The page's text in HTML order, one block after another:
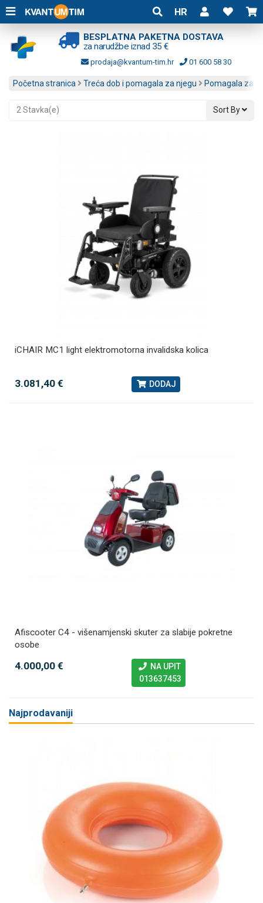
HR
BESPLATNA PAKETNA DOSTAVA
za narudžbe iznad 35 €
prodaja@kvantum-tim.hr 01 600 58 30
Početna stranica Treća dob i pomagala za njegu Pomagala za
2 Stavka(e) Sort By
iCHAIR MC1 light elektromotorna invalidska kolica
3.081,40 € DODAJ
Afiscooter C4 - višenamjenski skuter za slabije pokretne
osobe
4.000,00 €
NA UPIT
013637453
Najprodavaniji